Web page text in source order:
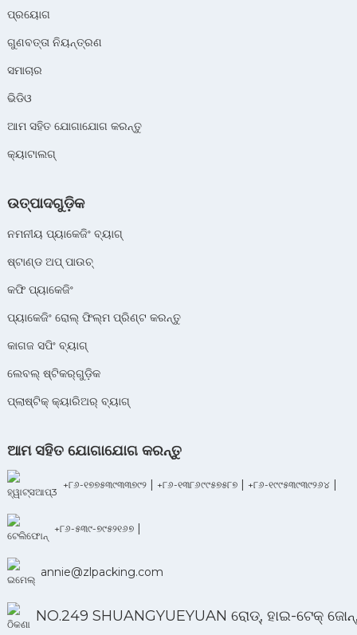
ପ୍ରୟୋଗ
ଗୁଣବତ୍ତା ନିୟନ୍ତ୍ରଣ
ସମାଚାର
ଭିଡିଓ
ଆମ ସହିତ ଯୋଗାଯୋଗ କରନ୍ତୁ
କ୍ୟାଟାଲଗ୍
ଉତ୍ପାଦଗୁଡ଼ିକ
ନମନୀୟ ପ୍ୟାକେଜିଂ ବ୍ୟାଗ୍
ଷ୍ଟାଣ୍ଡ ଅପ୍ ପାଉଚ୍
କଫି ପ୍ୟାକେଜିଂ
ପ୍ୟାକେଜିଂ ରୋଲ୍ ଫିଲ୍ମ ପ୍ରିଣ୍ଟ କରନ୍ତୁ
କାଗଜ ସପିଂ ବ୍ୟାଗ୍
ଲେବଲ୍ ଷ୍ଟିକର୍‌ଗୁଡ଼ିକ
ପ୍ଲାଷ୍ଟିକ୍ କ୍ୟାରିଅର୍ ବ୍ୟାଗ୍
ଆମ ସହିତ ଯୋଗାଯୋଗ କରନ୍ତୁ
+୮୬-୧୭୭୫୩୯୩୩୭୯୨| +୮୬-୧୩୮୬୯୯୫୭୫୮୭| +୮୬-୧୯୯୫୩୯୩୯୨୬୪|
+୮୬-୫୩୯-୭୯୫୨୧୬୭|
annie@zlpacking.com
NO.249 SHUANGYUEYUAN ରୋଡ୍, ହାଇ-ଟେକ୍